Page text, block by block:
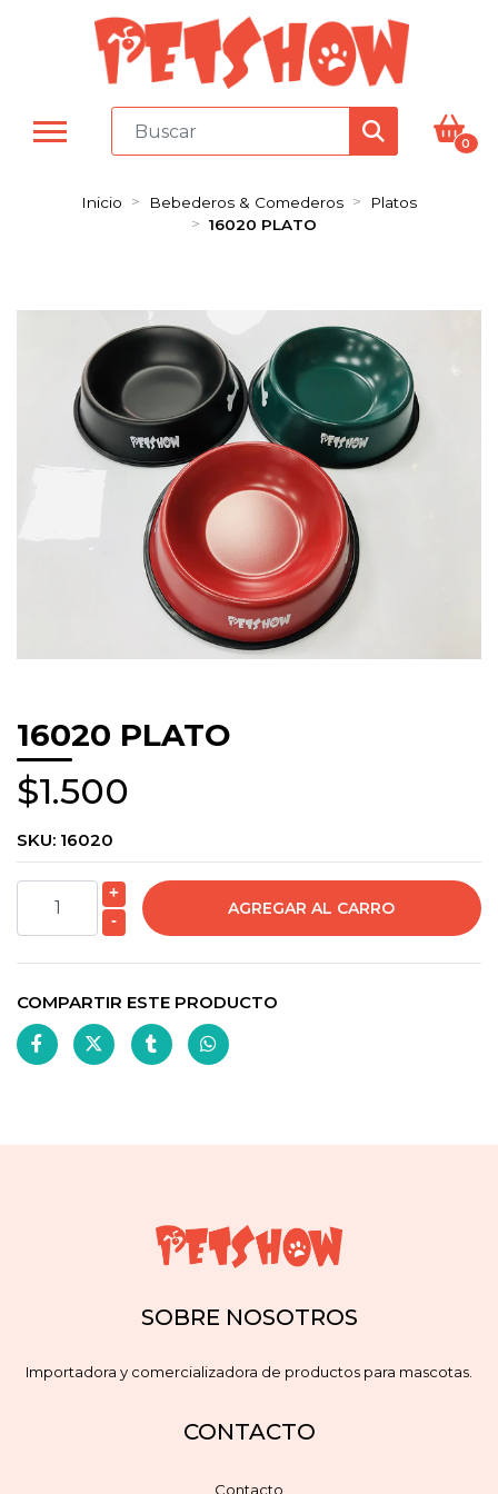
0
Inicio Bebederos & Comederos
Platos
16020 PLATO
16020 PLATO
$1.500
SKU: 16020
+
-
COMPARTIR ESTE PRODUCTO
SOBRE NOSOTROS
Importadora y comercializadora de productos para mascotas.
CONTACTO
Contacto